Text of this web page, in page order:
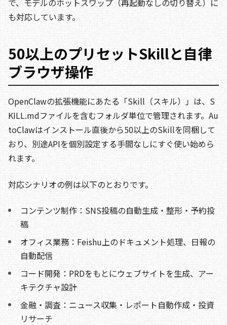
も対応しています。
50以上のプリセットSkillと自律
ブラウザ操作
OpenClawの拡張機能にあたる「Skill（スキル）」は、S
KILL.mdファイルを含むフォルダ単位で管理されます。Au
toClawはインストール直後から50以上のSkillを同梱して
おり、別途APIを個別設定する手間なしにすぐ使い始めら
れます。
対応シナリオの例は以下のとおりです。
コンテンツ制作：SNS投稿の自動生成・整形・予約投
稿
オフィス業務：Feishu上のドキュメント処理、日報の
自動配信
コード開発：PRDをもとにウェブサイトを生成、アー
キテクチャ設計
金融・調査：ニュース収集・レポート自動作成・投資
リサーチ